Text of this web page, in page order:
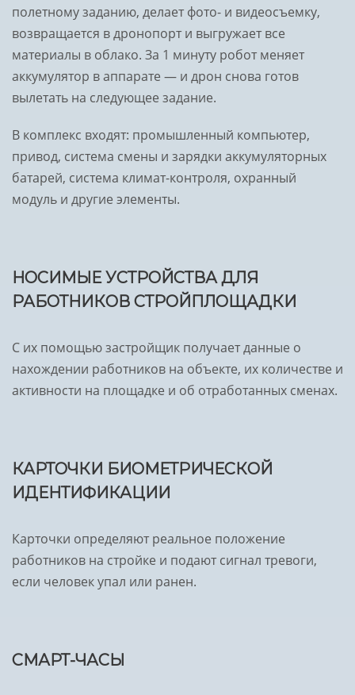
полетному заданию, делает фото- и видеосъемку,
возвращается в дронопорт и выгружает все
материалы в облако. За 1 минуту робот меняет
аккумулятор в аппарате — и дрон снова готов
вылетать на следующее задание.
В комплекс входят: промышленный компьютер,
привод, система смены и зарядки аккумуляторных
батарей, система климат-контроля, охранный
модуль и другие элементы.
НОСИМЫЕ УСТРОЙСТВА ДЛЯ
РАБОТНИКОВ СТРОЙПЛОЩАДКИ
С их помощью застройщик получает данные о
нахождении работников на объекте, их количестве и
активности на площадке и об отработанных сменах.
КАРТОЧКИ БИОМЕТРИЧЕСКОЙ
ИДЕНТИФИКАЦИИ
Карточки определяют реальное положение
работников на стройке и подают сигнал тревоги,
если человек упал или ранен.
СМАРТ-ЧАСЫ